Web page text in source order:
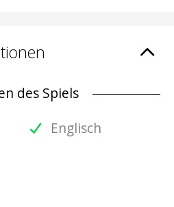
des Spiels
Englisch